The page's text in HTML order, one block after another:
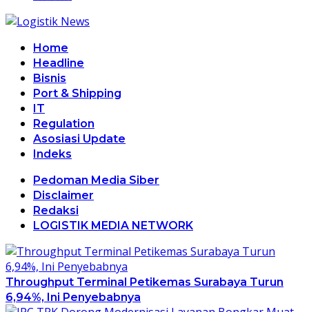
Home
Headline
Bisnis
Port & Shipping
IT
Regulation
Asosiasi Update
Indeks
Pedoman Media Siber
Disclaimer
Redaksi
LOGISTIK MEDIA NETWORK
Throughput Terminal Petikemas Surabaya Turun
6,94%, Ini Penyebabnya